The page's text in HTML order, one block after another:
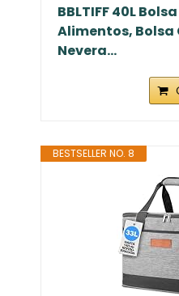
BBLTIFF 40L
Alimentos,
Nevera...
BESTSELLER NO. 8